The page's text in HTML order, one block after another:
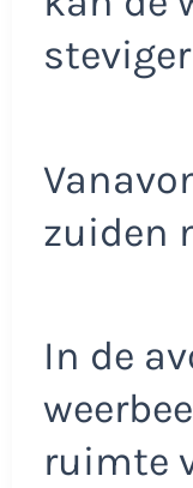
zuiden
In de
ruimte